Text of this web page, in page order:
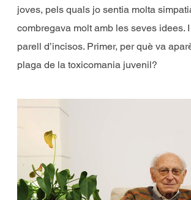
joves, pels quals jo sentia molta
combregava molt amb les seves idees.
parell d’incisos. Primer, per què va
plaga de la toxicomania juvenil?